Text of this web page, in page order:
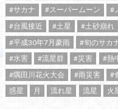
#サカナ
#スーパームーン #
#台風接近
#土星 #土砂崩れ
#平成30年7月豪雨
#旬のサカ
#水害
#流星群 #災害 #熱
#隅田川花火大会
#雨災害 #
惑星
月 流れ星 流星 火